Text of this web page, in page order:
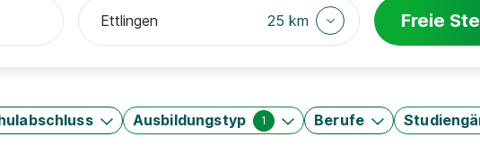
25 km Freie
Ausbildungstyp 1 Berufe